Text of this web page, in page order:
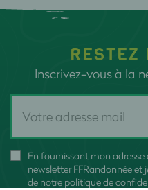
RESTEZ
Inscrivez-vous à la
En fournissant mon
newsletter FFRandonnée et
de notre politique de